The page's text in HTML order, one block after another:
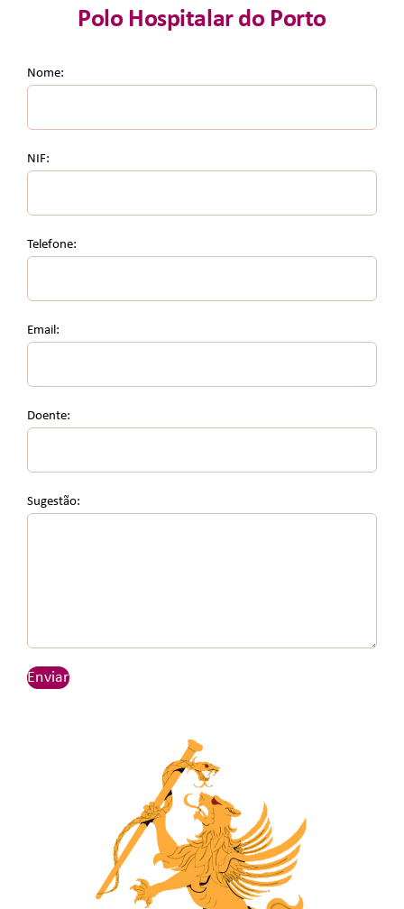
Junte-Se A Nós
Contatos
Polo Hospitalar do Porto
Nome:
NIF:
Telefone:
Email:
Doente:
Sugestão: